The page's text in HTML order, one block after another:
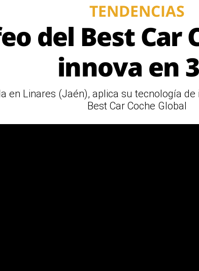
TENDENCIAS
del Best Car
innova en
en Linares (Jaén), aplica su tecnología
Best Car Coche Global